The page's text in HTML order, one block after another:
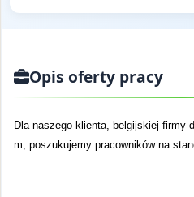
Opis oferty pracy
Dla naszego klienta, belgijskiej firmy
m, poszukujemy pracowników na